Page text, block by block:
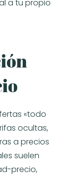
a tu propio
«todo
ocultas,
a precios
suelen
precio,